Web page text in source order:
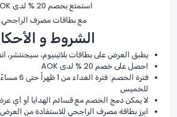
استمتع بخصم % 20 لدى AOK
مع بطاقات مصرف الراجحي.
الشروط و
يطبق العرض على بطاقات بلاتينيوم، سيجنتشر،
احصل على خصم % 20 لدى AOK
فترة الخصم:
للخميس
لا يمكن دمج الخصم مع قسائم الهدايا أو أي
ابرز بطاقة مصرف الراجحي للاستفادة من العرض